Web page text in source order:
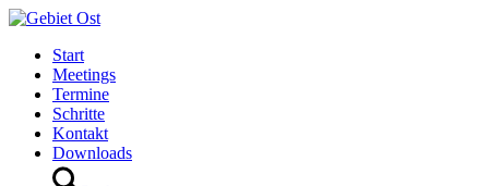
Start
Meetings
Termine
Schritte
Kontakt
Downloads